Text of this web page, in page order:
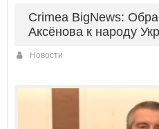
Crimea BigNews:
Аксёнова к народу
Новости